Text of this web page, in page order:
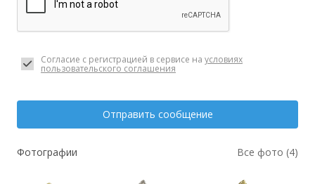
Согласие с регистрацией в сервисе на условиях
пользовательского соглашения
Отправить сообщение
Фотографии Все фото (4)